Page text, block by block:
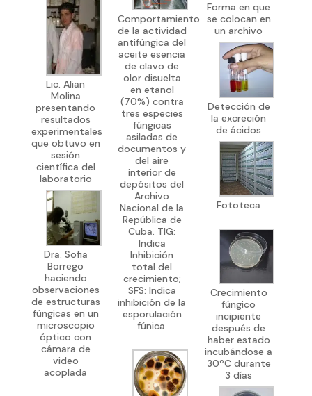
Lic. Alian
Molina
presentando
resultados
experimentales
que obtuvo en
sesión
científica del
laboratorio
Dra. Sofia
Borrego
haciendo
observaciones
de estructuras
fúngicas en un
microscopio
óptico con
cámara de
video
acoplada
Comportamiento
de la actividad
antifúngica del
aceite esencia
de clavo de
olor disuelta
en etanol
(70%) contra
tres especies
fúngicas
asiladas de
documentos y
del aire
interior de
depósitos del
Archivo
Nacional de la
República de
Cuba. TIG:
Indica
Inhibición
total del
crecimiento;
SFS: Indica
inhibición de la
esporulación
fúnica.
Forma en que
se colocan en
un archivo
Detección de
la excreción
de ácidos
Fototeca
Crecimiento
fúngico
incipiente
después de
haber estado
incubándose a
30ºC durante
3 días